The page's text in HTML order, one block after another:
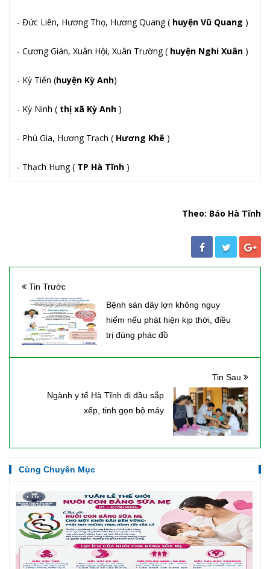
- Đức Liên, Hương Thọ, Hương Quang ( huyện Vũ Quang )
- Cương Gián, Xuân Hội, Xuân Trường ( huyện Nghi Xuân )
- Kỳ Tiến (huyện Kỳ Anh)
- Kỳ Ninh ( thị xã Kỳ Anh )
- Phú Gia, Hương Trạch ( Hương Khê )
- Thạch Hưng ( TP Hà Tĩnh )
Theo: Báo Hà Tĩnh
Tin Trước
Bệnh sán dây lợn không nguy
hiểm nếu phát hiện kịp thời, điều
trị đúng phác đồ
Tin Sau
Ngành y tế Hà Tĩnh đi đầu sắp
xếp, tinh gọn bộ máy
Cùng Chuyên Mục